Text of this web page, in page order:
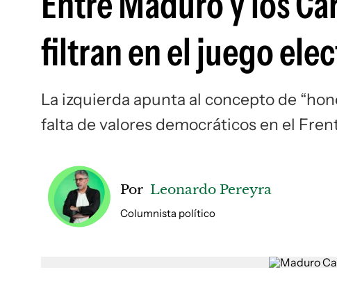
filtran en el juego
La izquierda apunta al concepto de
falta de valores democráticos en el
Por Leonardo Pereyra
Columnista político